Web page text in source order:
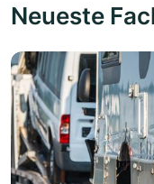
Neueste